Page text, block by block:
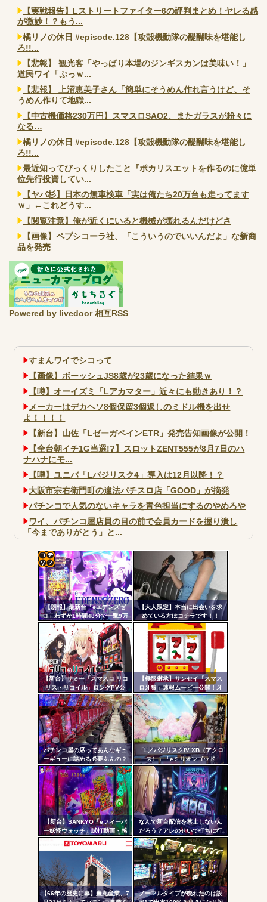
【実戦報告】Lストリートファイター6の評判まとめ！ヤレる感
が微妙！？もう...
橘リノの休日 #episode.128【攻殻機動隊の醍醐味を堪能し
ろ!!...
【悲報】 観光客「やっぱり本場のジンギスカンは美味い！」
道民ワイ「ぷっｗ...
【悲報】 上沼恵美子さん「簡単にそうめん作れ言うけど、そ
うめん作りて地獄...
【中古機価格230万円】スマスロSAO2、またガラスが粉々に
なる…
橘リノの休日 #episode.128【攻殻機動隊の醍醐味を堪能し
ろ!!...
最近知ってびっくりしたこと『ポカリスエットを作るのに億単
位先行投資してい...
【ヤバ杉】日本の無車検車「実は俺たち20万台も走ってます
ｗ」←これどうす...
【閲覧注意】俺が近くにいると機械が壊れるんだけどさ
【画像】ペプシコーラ社、「こういうのでいいんだよ」な新商
品を発売
Powered by livedoor 相互RSS
すまんワイでシコって
【画像】ボーッシュJS8歳が23歳になった結果ｗ
【噂】オーイズミ「Lアカマター」近々にも動きあり！？
メーカーはデカヘソ8個保留3個返しのミドル機を出せ
よ！！！！
【新台】山佐「LゼーガペインETR」発売告知画像が公開！
【全台朝イチ1G当選!?】スロットZENT555が8月7日のハ
ナハナにモ...
【噂】ユニバ「Lバジリスク4」導入は12月以降！？
大阪市宗右衛門町の違法パチスロ店「GOOD」が摘発
パチンコで人気のないキャラを青色担当にするのやめろや
ワイ、パチンコ屋店員の目の前で会員カードを握り潰し
「今までありがとう」と...
ヤバいか教えて？...
AngelBeats!とかいうクソアニメの思い出ｗｗｗ
Powered by livedoor 相互RSS
【朗報】最新台「eエデンズゼ
ロ」わずか1時間48分で一撃9万
5000発コンプリートを達成して
しまうｗ 究極LT期待出玉2万発
超えの現行最強スペックは伊達
じゃないな…
【大人限定】本当に出会いを求
めている方はコチラです！！
【新台】サミー「スマスロ リコ
リス・リコイル」ロングPV公
開！新時代の疑似ボ連打を体感
せよ！！！
【極限継承】サンセイ「スマス
ロ牙狼」速報ムービー公開！牙
狼の名に恥じぬ出玉性能がパチ
ンコからスロットへ
パチンコ屋の席ってあんなギュ
ーギューに詰める必要あんの？
もっと離した方がよくね？？？
「L／バジリスクIV XB（アクロ
ス）」「eミリオンゴッド
3CHB（メーシー）」「L／Vivy
／A5（大都）」が検定通過
【新台】SANKYO「eフィーバ
ー妖怪ウォッチ」試打動画・感
想まとめ！流石にこれは覇権だ
ろ！SSS評価
なんで新台配信を禁止しないん
だろう？アレのせいで打ちに行
かない層が一定数いそうだが
【66年の歴史に幕】豊丸産業、7
ノーマルタイプが廃れたのは設
コテ
リン
- 固
ンク
自動
更新
ツー
ル